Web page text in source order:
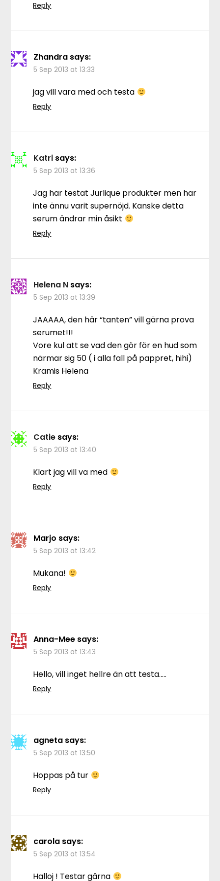
Reply
Zhandra says:
5 Sep 2013 at 13:33
jag vill vara med och testa
Reply
Katri says:
5 Sep 2013 at 13:36
Jag har testat Jurlique produkter men har
inte ännu varit supernöjd. Kanske detta
serum ändrar min åsikt
Reply
Helena N says:
5 Sep 2013 at 13:39
JAAAAA, den här “tanten” vill gärna prova
serumet!!!
Vore kul att se vad den gör för en hud som
närmar sig 50 ( i alla fall på pappret, hihi)
Kramis Helena
Reply
Catie says:
5 Sep 2013 at 13:40
Klart jag vill va med
Reply
Marjo says:
5 Sep 2013 at 13:42
Mukana!
Reply
Anna-Mee says:
5 Sep 2013 at 13:43
Hello, vill inget hellre än att testa…..
Reply
agneta says:
5 Sep 2013 at 13:50
Hoppas på tur
Reply
carola says:
5 Sep 2013 at 13:54
Halloj ! Testar gärna